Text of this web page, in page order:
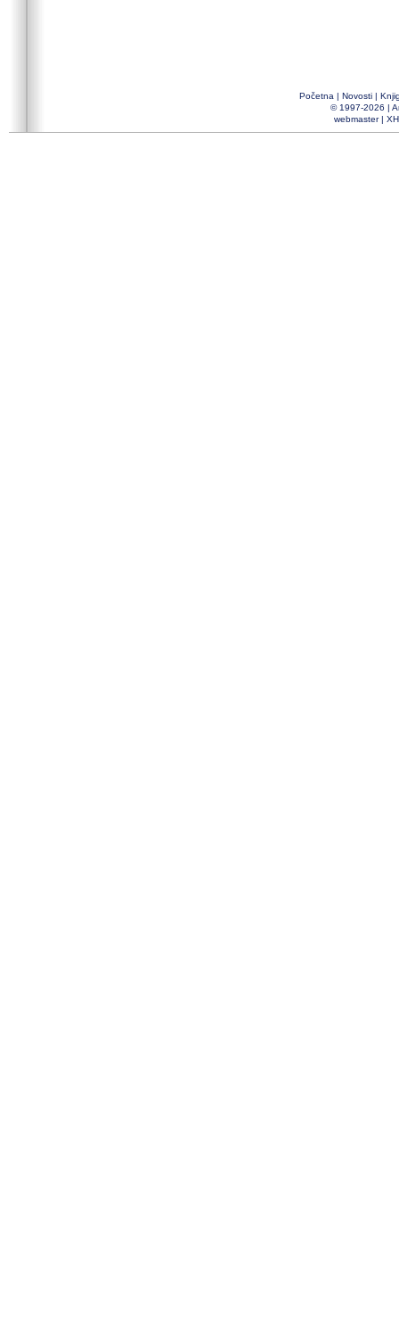
Početna | Novosti |
© 1997-2026 |
webmaster|